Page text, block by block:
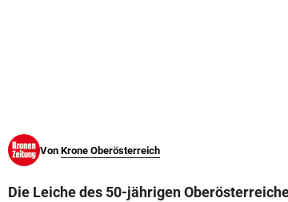
Von Krone Oberösterreich
Die Leiche des 50-jährigen